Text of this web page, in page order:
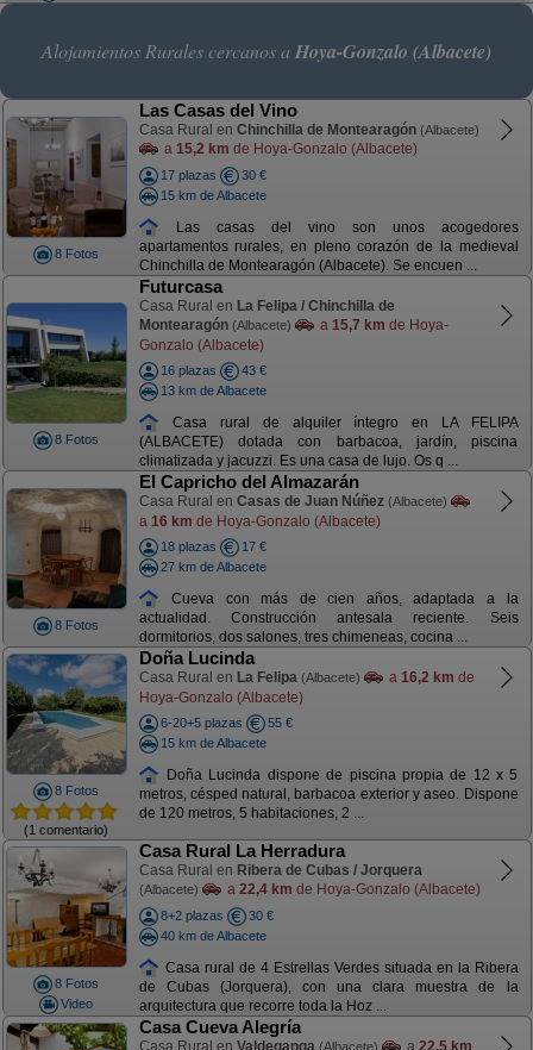
Alojamientos Rurales cercanos a Hoya-Gonzalo (Albacete)
8 Fotos
Las Casas del Vino
Casa Rural en Chinchilla de Montearagón (Albacete)
a 15,2 km de Hoya-Gonzalo (Albacete)
17 plazas
30 €
15 km de Albacete
Las casas del vino son unos acogedores
apartamentos rurales, en pleno corazón de la medieval
Chinchilla de Montearagón (Albacete). Se encuen ...
8 Fotos
Futurcasa
Casa Rural en La Felipa / Chinchilla de
Montearagón (Albacete) a 15,7 km de Hoya-
Gonzalo (Albacete)
16 plazas
43 €
13 km de Albacete
Casa rural de alquiler íntegro en LA FELIPA
(ALBACETE) dotada con barbacoa, jardín, piscina
climatizada y jacuzzi. Es una casa de lujo. Os q ...
8 Fotos
El Capricho del Almazarán
Casa Rural en Casas de Juan Núñez (Albacete)
a 16 km de Hoya-Gonzalo (Albacete)
18 plazas
17 €
27 km de Albacete
Cueva con más de cien años, adaptada a la
actualidad. Construcción antesala reciente. Seis
dormitorios, dos salones, tres chimeneas, cocina ...
8 Fotos
(1 comentario)
Doña Lucinda
Casa Rural en La Felipa (Albacete) a 16,2 km de
Hoya-Gonzalo (Albacete)
6-20+5 plazas
55 €
15 km de Albacete
Doña Lucinda dispone de piscina propia de 12 x 5
metros, césped natural, barbacoa exterior y aseo. Dispone
de 120 metros, 5 habitaciones, 2 ...
8 Fotos
Video
Casa Rural La Herradura
Casa Rural en Ribera de Cubas / Jorquera
(Albacete) a 22,4 km de Hoya-Gonzalo (Albacete)
8+2 plazas
30 €
40 km de Albacete
Casa rural de 4 Estrellas Verdes situada en la Ribera
de Cubas (Jorquera), con una clara muestra de la
arquitectura que recorre toda la Hoz ...
Casa Cueva Alegría
Casa Rural en Valdeganga (Albacete) a 22,5 km